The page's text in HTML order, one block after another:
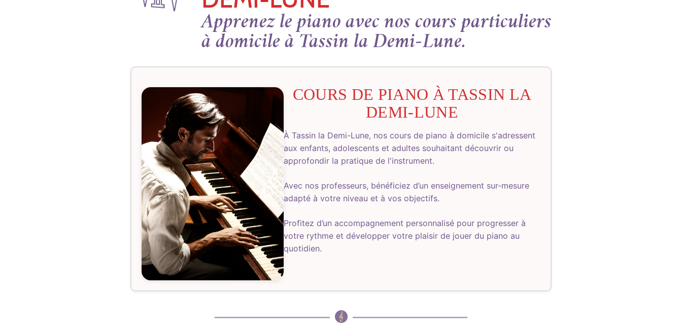
Apprenez le piano avec nos cours particuliers
à domicile à Tassin la Demi-Lune.
COURS DE PIANO À TASSIN LA
DEMI-LUNE
À Tassin la Demi-Lune, nos cours de piano à domicile s'adressent
aux enfants, adolescents et adultes souhaitant découvrir ou
approfondir la pratique de l'instrument.
Avec nos professeurs, bénéficiez d’un enseignement sur-mesure
adapté à votre niveau et à vos objectifs.
Profitez d’un accompagnement personnalisé pour progresser à
votre rythme et développer votre plaisir de jouer du piano au
quotidien.